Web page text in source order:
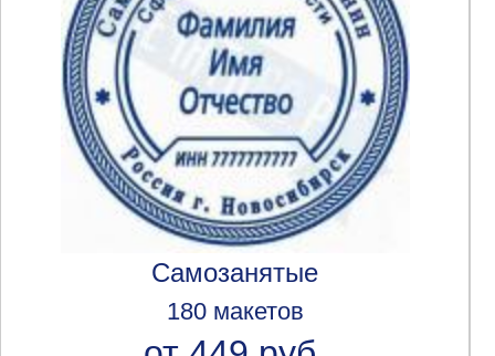
Самозанятые
180 макетов